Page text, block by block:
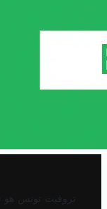
تروفيت تونس هو